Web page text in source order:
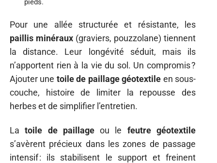
pieds.
Pour une allée structurée et résistante, les
paillis minéraux (graviers, pouzzolane) tiennent
la distance. Leur longévité séduit, mais ils
n’apportent rien à la vie du sol. Un compromis ?
Ajouter une toile de paillage géotextile en sous-
couche, histoire de limiter la repousse des
herbes et de simplifier l’entretien.
Latoile de paillageou le feutre géotextile
s’avèrent précieux dans les zones de passage
intensif : ils stabilisent le support et freinent